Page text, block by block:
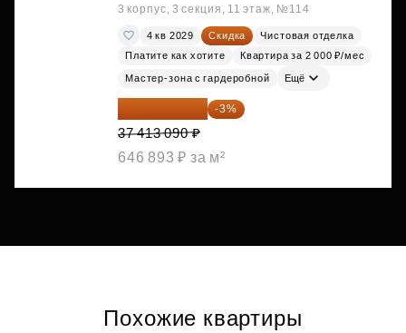
3 корпус, 3 секция, 11 этаж, №114
4 кв 2029 Скидка
Чистовая отделка
Платите как хотите
Квартира за 2 000 ₽/мес
Мастер-зона с гардеробной Ещё
36 290 697 ₽ -3%
37 413 090 ₽
646 893 ₽ за м²
Похожие квартиры